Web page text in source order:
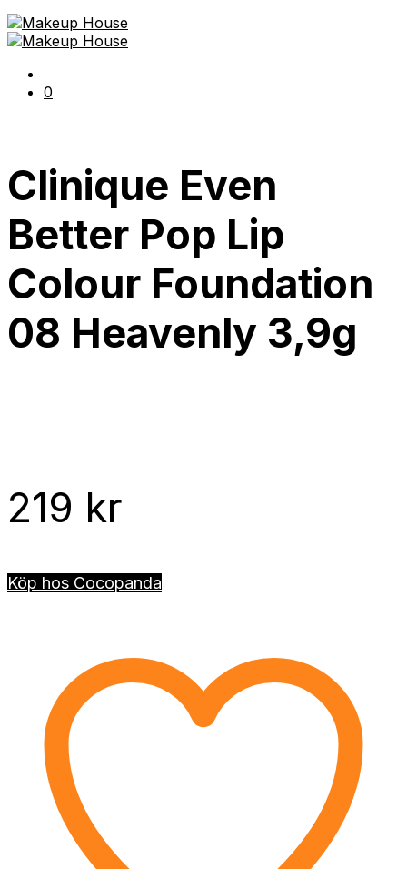
0
Clinique Even
Better Pop Lip
Colour Foundation
08 Heavenly 3,9g
219 kr
Köp hos Cocopanda